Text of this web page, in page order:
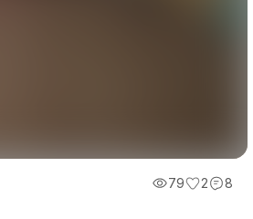
79 2 8